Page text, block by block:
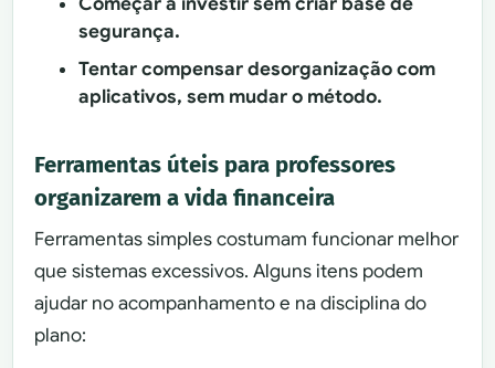
segurança.
Tentar compensar desorganização com
aplicativos, sem mudar o método.
Ferramentas úteis para professores
organizarem a vida financeira
Ferramentas simples costumam funcionar melhor
que sistemas excessivos. Alguns itens podem
ajudar no acompanhamento e na disciplina do
plano: